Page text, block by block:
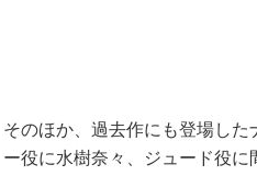
そのほか、過去作にも登場し
ー役に水樹奈々、ジュード役